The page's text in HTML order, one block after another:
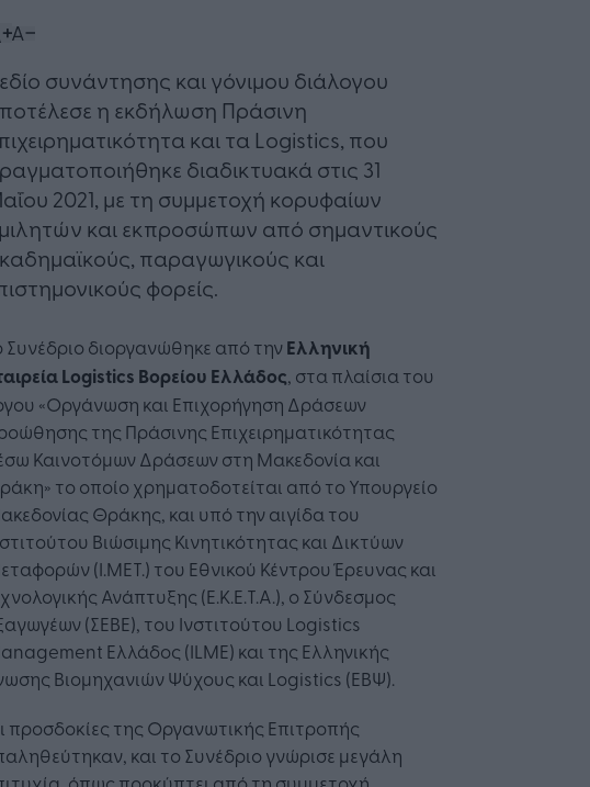
συνάντησης και γόνιμου διάλογου
η εκδήλωση Πράσινη
και τα Logistics, που
διαδικτυακά στις 31
2021, με τη συμμετοχή κορυφαίων
και εκπροσώπων από σημαντικούς
παραγωγικούς και
φορείς.
Συνέδριο διοργανώθηκε από τηνΕλληνική
Logistics Βορείου Ελλάδος, στα πλαίσια του
«Οργάνωση και Επιχορήγηση Δράσεων
της Πράσινης Επιχειρηματικότητας
Καινοτόμων Δράσεων στη Μακεδονία και
το οποίο χρηματοδοτείται από το Υπουργείο
Θράκης, και υπό την αιγίδα του
Βιώσιμης Κινητικότητας και Δικτύων
(Ι.ΜΕΤ.) του Εθνικού Κέντρου Έρευνας και
Ανάπτυξης (Ε.Κ.Ε.Τ.Α.), ο Σύνδεσμος
(ΣΕΒΕ), του Ινστιτούτου Logistics
Ελλάδος (ILME) και της Ελληνικής
Βιομηχανιών Ψύχους και Logistics (ΕΒΨ).
προσδοκίες της Οργανωτικής Επιτροπής
και το Συνέδριο γνώρισε μεγάλη